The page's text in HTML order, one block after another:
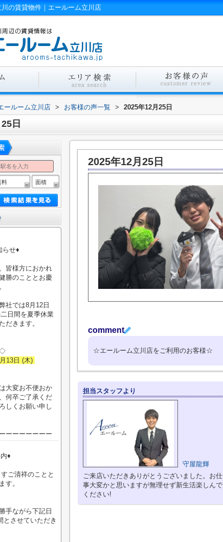
の賃貸物件｜エールーム立川店
ールーム立川店 > お客様の声一覧 > 2025年12月25日
日
2025年12月25日
comment
☆エールーム立川店をご利用のお客様☆
担当スタッフより
守屋龍輝
ご来店いただきありがとうございました。お仕
事大変かと思いますが無理せず新生活楽しんで
ください!
料 面積
らせ♦︎
皆様方におかれ
勝のこととお慶
社では8月12日
日間を夏季休業
だきます。
◇
13日 (木)
大変お不便おか
何卒ご了承くだ
しくお願い申し
ーーーーーーー
♦︎
ご清祥のことと
す。
手ながら下記日
とさせていただき